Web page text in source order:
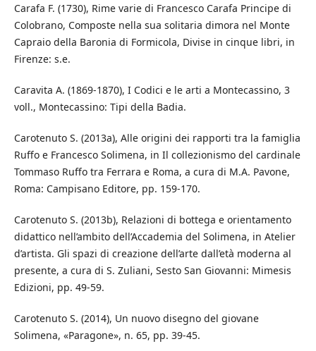
Carafa F. (1730), Rime varie di Francesco Carafa Principe di
Colobrano, Composte nella sua solitaria dimora nel Monte
Capraio della Baronia di Formicola, Divise in cinque libri, in
Firenze: s.e.
Caravita A. (1869-1870), I Codici e le arti a Montecassino, 3
voll., Montecassino: Tipi della Badia.
Carotenuto S. (2013a), Alle origini dei rapporti tra la famiglia
Ruffo e Francesco Solimena, in Il collezionismo del cardinale
Tommaso Ruffo tra Ferrara e Roma, a cura di M.A. Pavone,
Roma: Campisano Editore, pp. 159-170.
Carotenuto S. (2013b), Relazioni di bottega e orientamento
didattico nell’ambito dell’Accademia del Solimena, in Atelier
d’artista. Gli spazi di creazione dell’arte dall’età moderna al
presente, a cura di S. Zuliani, Sesto San Giovanni: Mimesis
Edizioni, pp. 49-59.
Carotenuto S. (2014), Un nuovo disegno del giovane
Solimena, «Paragone», n. 65, pp. 39-45.